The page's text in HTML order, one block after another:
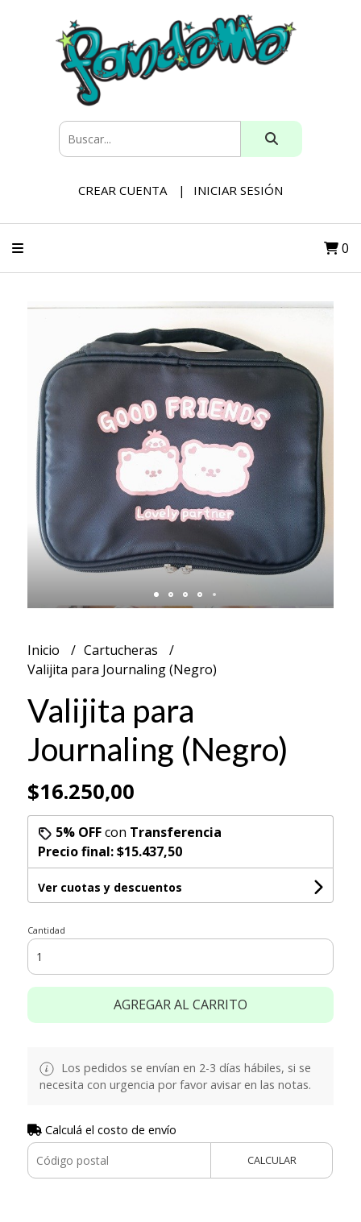
CREAR CUENTA INICIAR SESIÓN
0
Inicio
Cartucheras
Valijita para Journaling (Negro)
Valijita para
Journaling (Negro)
$16.250,00
5% OFFcon Transferencia
Precio final:$15.437,50
Ver cuotas y descuentos
Cantidad
AGREGAR AL CARRITO
Los pedidos se envían en 2-3 días hábiles, si se
necesita con urgencia por favor avisar en las notas.
Calculá el costo de envío
CALCULAR